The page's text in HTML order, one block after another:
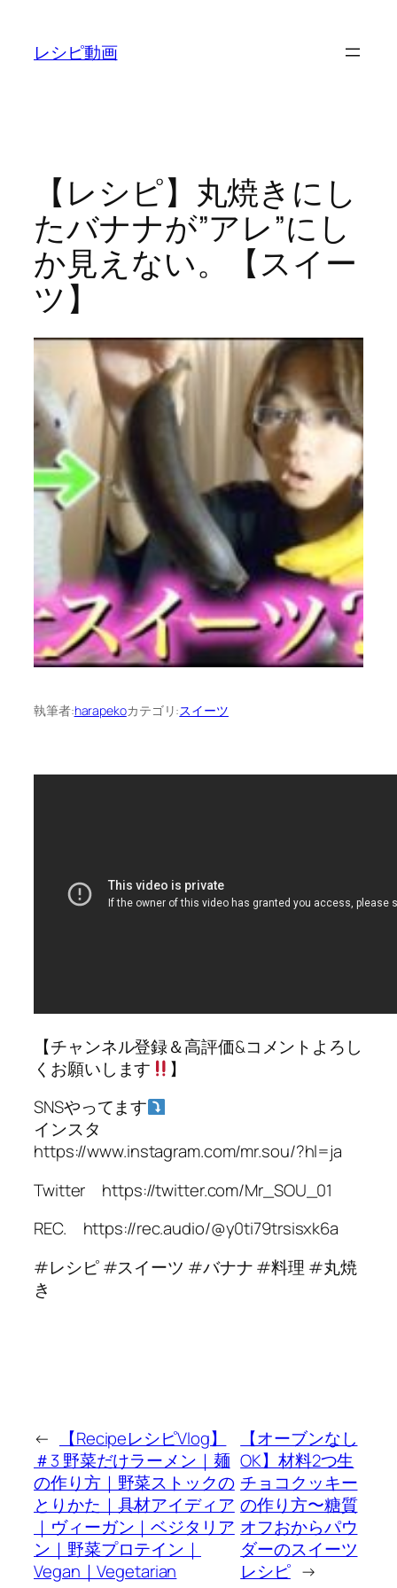
レシピ動画
【レシピ】丸焼きにし
たバナナが”アレ”にし
か見えない。【スイー
ツ】
執筆者:harapekoカテゴリ:スイーツ
【チャンネル登録＆高評価&コメントよろし
くお願いします
】
SNSやってます
インスタ
https://www.instagram.com/mr.sou/?hl=ja
Twitter https://twitter.com/Mr_SOU_01
REC. https://rec.audio/@y0ti79trsisxk6a
#レシピ #スイーツ #バナナ #料理 #丸焼
き
←
【RecipeレシピVlog】
＃3 野菜だけラーメン｜麺
の作り方｜野菜ストックの
とりかた｜具材アイディア
｜ヴィーガン｜ベジタリア
ン｜野菜プロテイン｜
Vegan｜Vegetarian
【オーブンなし
OK】材料2つ生
チョコクッキー
の作り方〜糖質
オフおからパウ
ダーのスイーツ
レシピ →